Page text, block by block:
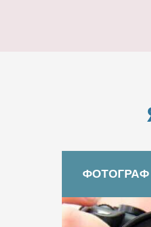
ФОТОГРАФ